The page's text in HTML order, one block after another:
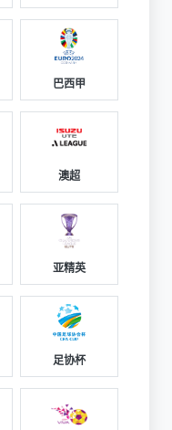
巴西甲
澳超
亚精英
足协杯